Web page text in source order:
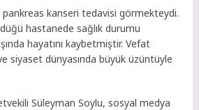
kanseri tedavisi görmekteydi.
hastanede sağlık durumu
hayatını kaybetmiştir. Vefat
siyaset dünyasında büyük üzüntüyle
Süleyman Soylu, sosyal medya